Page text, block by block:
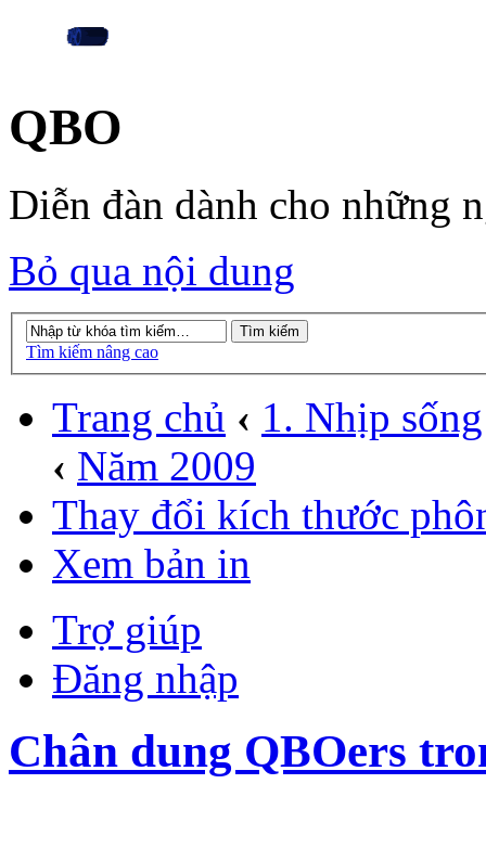
QBO
Diễn đàn dành cho những
Bỏ qua nội dung
Tìm kiếm nâng cao
Trang chủ ‹ 1. Nhịp
‹ Năm 2009
Thay đổi kích thước
Xem bản in
Trợ giúp
Đăng nhập
Chân dung QBOers